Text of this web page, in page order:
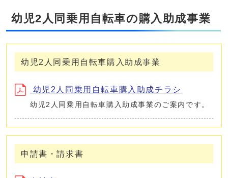
幼児2人同乗用自転車の購入助成事業
幼児2人同乗用自転車購入助成事業
幼児2人同乗用自転車購入助成チラシ
幼児2人同乗用自転車購入助成事業のご案内です。
申請書・請求書